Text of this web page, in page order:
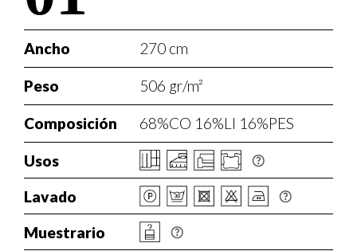
Ancho 270 cm
Peso 506 gr/m²
Composición 68%CO 16%LI 16%PES
Usos
Lavado
Muestrario